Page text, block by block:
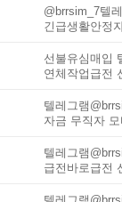
@brrsim_7텔
긴급생활안정
선불유심매입
연체작업급전
텔레그램
자금 무직자
텔레그램
급전바로급전